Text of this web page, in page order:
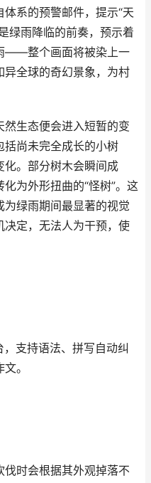
系的预警邮件，提示“天
绿雨降临的前奏，预示着
——整个画面将被染上一
异全球的奇幻景象，为村
生态便会进入短暂的变
括尚未完全成长的小树
化。部分树木会瞬间成
为外形扭曲的“怪树”。这
绿雨期间最显著的视觉
定，无法人为干预，使
支持语法、拼写自动纠
。
时会根据其外观掉落不